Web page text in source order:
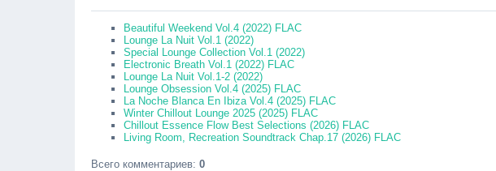
Beautiful Weekend Vol.4 (2022) FLAC
Lounge La Nuit Vol.1 (2022)
Special Lounge Collection Vol.1 (2022)
Electronic Breath Vol.1 (2022) FLAC
Lounge La Nuit Vol.1-2 (2022)
Lounge Obsession Vol.4 (2025) FLAC
La Noche Blanca En Ibiza Vol.4 (2025) FLAC
Winter Chillout Lounge 2025 (2025) FLAC
Chillout Essence Flow Best Selections (2026) FLAC
Living Room, Recreation Soundtrack Chap.17 (2026) FLAC
Всего комментариев: 0